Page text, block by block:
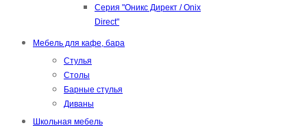
Серия "Оникс Директ / Onix
Direct"
Мебель для кафе, бара
Стулья
Столы
Барные стулья
Диваны
Школьная мебель